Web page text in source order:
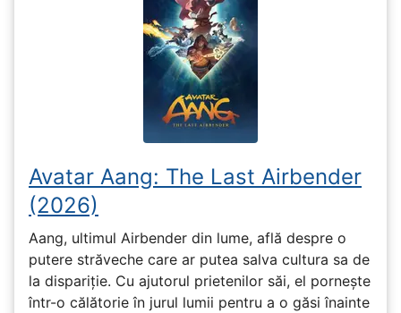
Avatar Aang: The Last Airbender
(2026)
Aang, ultimul Airbender din lume, află despre o
putere străveche care ar putea salva cultura sa de
la dispariție. Cu ajutorul prietenilor săi, el pornește
într-o călătorie în jurul lumii pentru a o găsi înainte